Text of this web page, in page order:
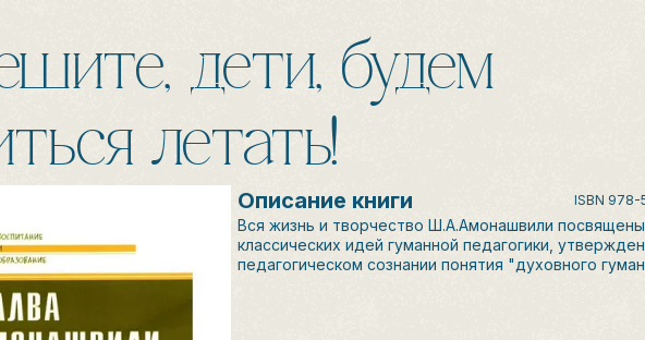
дети, будем
летать!
Описание книги ISBN 978-
Вся жизнь и творчество Ш.А.Амонашвили
классических идей гуманной педагогики,
педагогическом сознании понятия "духовного